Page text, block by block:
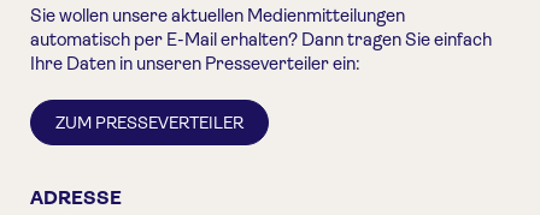
Sie wollen unsere aktuellen Medienmitteilungen
automatisch per E-Mail erhalten? Dann tragen Sie einfach
Ihre Daten in unseren Presseverteiler ein:
ZUM PRESSEVERTEILER
ADRESSE